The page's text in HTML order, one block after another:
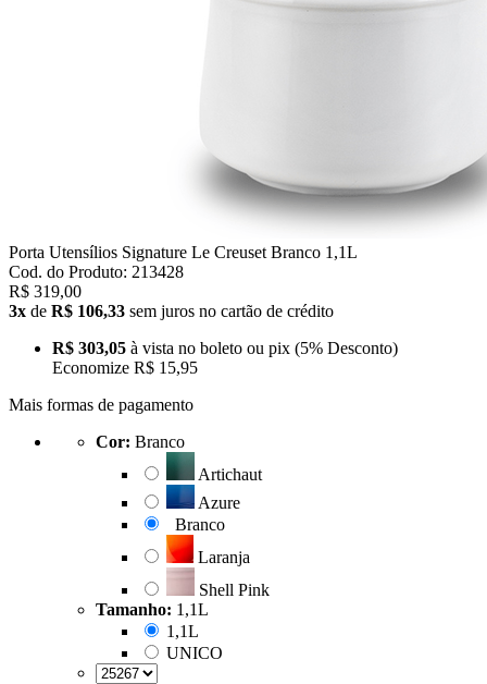
Porta Utensílios Signature Le Creuset Branco 1,1L
Cod. do Produto: 213428
R$ 319,00
3x de R$ 106,33 sem juros no cartão de crédito
R$ 303,05 à vista no boleto ou pix (5% Desconto)
Economize R$ 15,95
Mais formas de pagamento
Cor: Branco
Artichaut
Azure
Branco
Laranja
Shell Pink
Tamanho: 1,1L
1,1L
UNICO